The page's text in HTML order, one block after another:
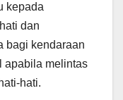
kepada
dan
bagi kendaraan
apabila melintas
hati.